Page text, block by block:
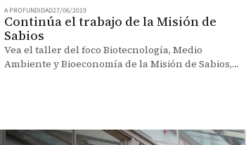
A PROFUNDIDAD27/06/2019
Continúa el trabajo de la Misión de
Sabios
Vea el taller del foco Biotecnología, Medio
Ambiente y Bioeconomía de la Misión de Sabios,